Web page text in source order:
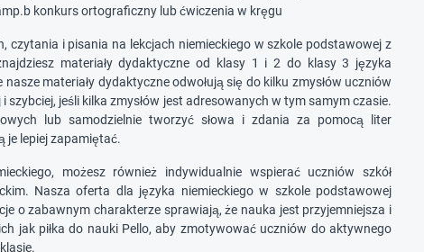
konkurs ortograficzny lub ćwiczenia w kręgu
i pisania na lekcjach niemieckiego w szkole podstawowej z
materiały dydaktyczne od klasy 1 i 2 do klasy 3 języka
materiały dydaktyczne odwołują się do kilku zmysłów uczniów
jeśli kilka zmysłów jest adresowanych w tym samym czasie.
lub samodzielnie tworzyć słowa i zdania za pomocą liter
je lepiej zapamiętać.
możesz również indywidualnie wspierać uczniów szkół
Nasza oferta dla języka niemieckiego w szkole podstawowej
o zabawnym charakterze sprawiają, że nauka jest przyjemniejsza i
jak piłka do nauki Pello, aby zmotywować uczniów do aktywnego